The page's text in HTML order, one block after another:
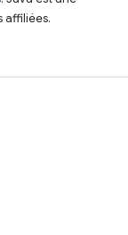
affiliées.